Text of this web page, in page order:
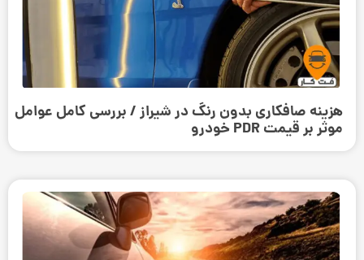
هزینه صافکاری بدون رنگ در شیراز / بررسی کامل عوامل
موثر بر قیمت PDR خودرو